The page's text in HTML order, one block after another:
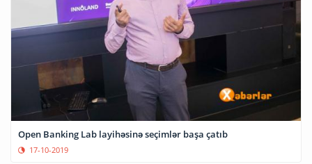
Open Banking Lab layihəsinə seçimlər başa çatıb
17-10-2019